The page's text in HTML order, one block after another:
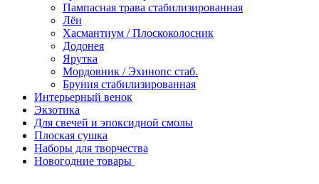
Пампасная трава стабилизированная
Лён
Хасмантиум / Плоскоколосник
Додонея
Ярутка
Мордовник / Эхинопс стаб.
Бруния стабилизированная
Интерьерный венок
Экзотика
Для свечей и эпоксидной смолы
Плоская сушка
Наборы для творчества
Новогодние товары